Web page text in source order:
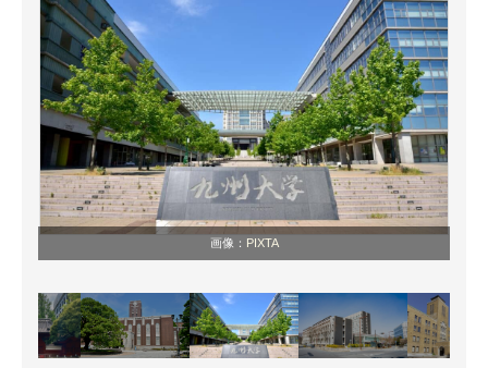
画像： PIXTA